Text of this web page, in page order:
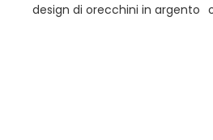
design di orecchini in argento